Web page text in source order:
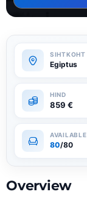
Egiptus
859 €
80/80
Overview